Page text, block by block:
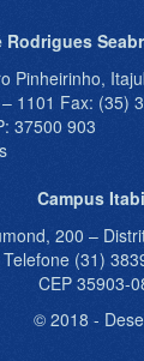
Pinheirinho,
1101 Fax: (35)
37500 903
Campus
200 –
Telefone (31)
CEP 35903-
© 2018 -